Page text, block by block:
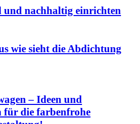
und nachhaltig einrichten
wie sieht die Abdichtung
– Ideen und
für die farbenfrohe